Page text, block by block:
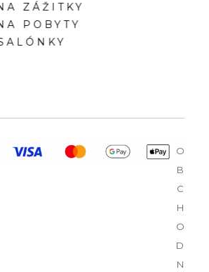
ZÁŽITKY
POBYTY
O
B
C
H
O
D
N